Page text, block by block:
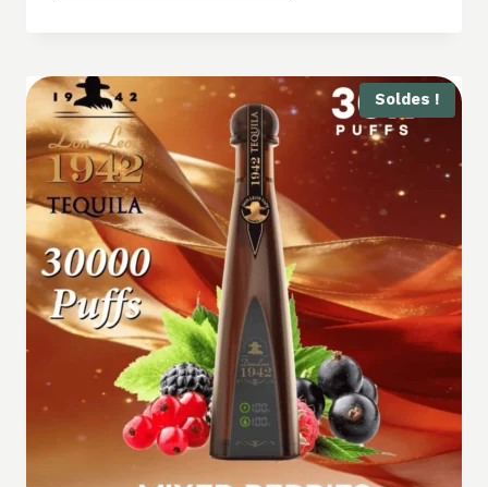
Soldes !